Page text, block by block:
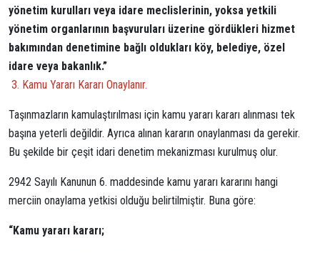
yönetim kurulları veya idare meclislerinin, yoksa yetkili
yönetim organlarının başvuruları üzerine gördükleri hizmet
bakımından denetimine bağlı oldukları köy, belediye, özel
idare veya bakanlık.”
3. Kamu Yararı Kararı Onaylanır.
Taşınmazların kamulaştırılması için kamu yararı kararı alınması tek
başına yeterli değildir. Ayrıca alınan kararın onaylanması da gerekir.
Bu şekilde bir çeşit idari denetim mekanizması kurulmuş olur.
2942 Sayılı Kanunun 6. maddesinde kamu yararı kararını hangi
merciin onaylama yetkisi olduğu belirtilmiştir. Buna göre:
“Kamu yararı kararı;